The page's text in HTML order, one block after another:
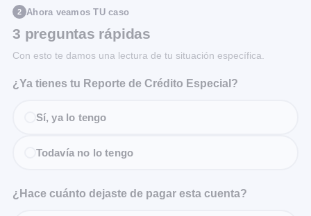
2 Ahora veamos TU caso
3 preguntas rápidas
Con esto te damos una lectura de tu situación específica.
¿Ya tienes tu Reporte de Crédito Especial?
Sí, ya lo tengo
Todavía no lo tengo
¿Hace cuánto dejaste de pagar esta cuenta?